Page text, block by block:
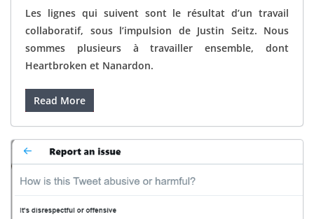
Les lignes qui suivent sont le résultat d’un travail
collaboratif, sous l’impulsion de Justin Seitz. Nous
sommes plusieurs à travailler ensemble, dont
Heartbroken et Nanardon.
Read More